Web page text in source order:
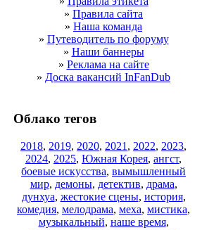
» Правила сайта
» Наша команда
» Путеводитель по форуму
» Наши баннеры
» Реклама на сайте
» Доска вакансий InFanDub
Облако тегов
2018, 2019, 2020, 2021 , 2022, 2023,
2024, 2025, Южная Корея, ангст,
боевые искусства, вымышленный
мир, демоны, детектив, драма,
дунхуа, жестокие сцены, история,
комедия, мелодрама, меха, мистика,
музыкальный, наше время,